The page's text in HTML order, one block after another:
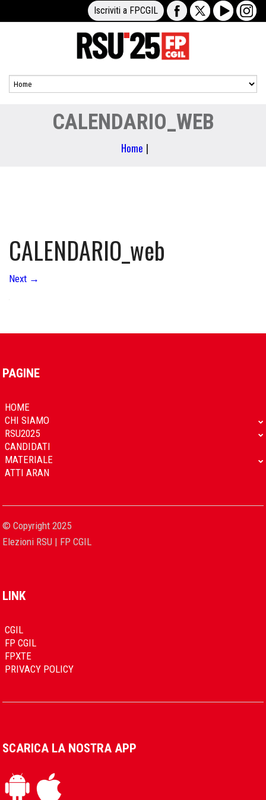
Iscriviti a FPCGIL
CALENDARIO_WEB
Home |
CALENDARIO_web
Next →
PAGINE
HOME
CHI SIAMO
RSU2025
CANDIDATI
MATERIALE
ATTI ARAN
© Copyright 2025
Elezioni RSU | FP CGIL
LINK
CGIL
FP CGIL
FPXTE
PRIVACY POLICY
SCARICA LA NOSTRA APP